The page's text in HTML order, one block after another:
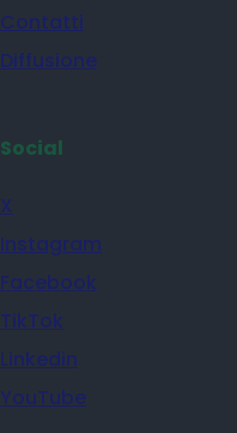
Contatti
Diffusione
Social
X
Instagram
Facebook
TikTok
Linkedin
YouTube